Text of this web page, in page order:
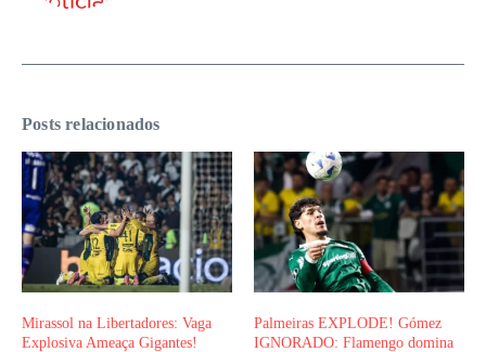
Posts relacionados
Mirassol na Libertadores: Vaga
Explosiva Ameaça Gigantes!
Palmeiras EXPLODE! Gómez
IGNORADO: Flamengo domina